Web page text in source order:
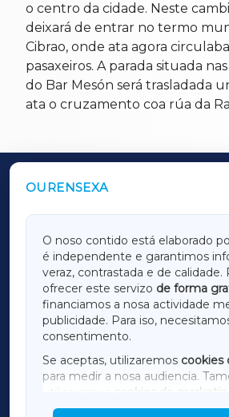
o centro da cidade. Neste
deixará de entrar no termo
Cibrao, onde ata agora
pasaxeiros. A parada situada
do Bar Mesón será trasladada
ata o cruzamento coa rúa da
OURENSEXA
O noso contido está elaborado
é independente e garantimos
veraz, contrastada e de calidade.
ofrecer este servizo de forma
financiamos a nosa actividade
publicidade. Para iso,
consentimento.
Se aceptas, utilizaremos cookies
para medir a nosa audiencia.
utilizaremos
cookies de marketing
mostrar publicidade de terceiros.
OUTROS PERIÓDICOS
LUGOXA
TERRACHAXA
AMARIÑAXA